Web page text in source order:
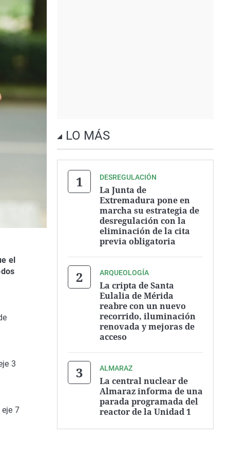
el
3
7
LO MÁS
DESREGULACIÓN
La Junta de
Extremadura pone en
marcha su estrategia de
desregulación con la
eliminación de la cita
previa obligatoria
ARQUEOLOGÍA
La cripta de Santa
Eulalia de Mérida
reabre con un nuevo
recorrido, iluminación
renovada y mejoras de
acceso
ALMARAZ
La central nuclear de
Almaraz informa de una
parada programada del
reactor de la Unidad 1